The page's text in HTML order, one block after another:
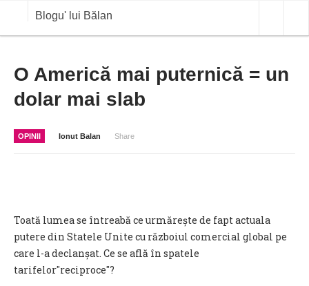
Blogu' lui Bălan
OPINII
ANALIZE
COTATII BVB
O Americă mai puternică = un
dolar mai slab
OPINII Ionut Balan Share
Toată lumea se întreabă ce urmărește de fapt actuala
putere din Statele Unite cu războiul comercial global pe
care l-a declanșat. Ce se află în spatele
tarifelor″reciproce″?